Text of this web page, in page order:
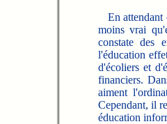
En attendant
moins vrai
constate des
l'éducation
d'écoliers et
financiers.
aiment
Cependant, il
éducation